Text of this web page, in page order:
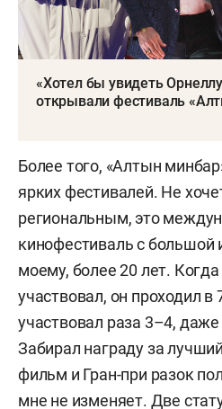
«Хотел бы увидеть
открывали фестиваль
Более того, «Алтын
ярких фестивалей. Не
региональным, это
кинофестиваль с большой
моему, более 20 лет.
участвовал, он проходил в
участвовал раза 3–4,
Забирал награду за
фильм и Гран-при разок
мне не изменяет. Две